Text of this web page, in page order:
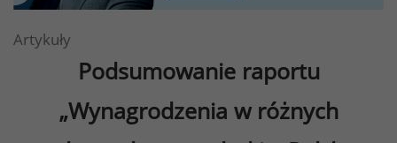
Artykuły
Podsumowanie raportu
„Wynagrodzenia w różnych